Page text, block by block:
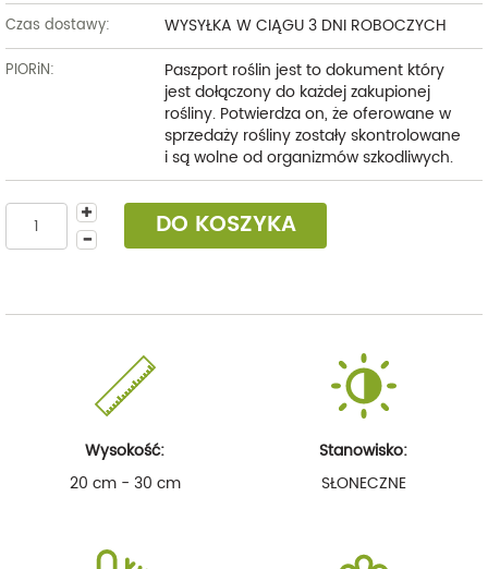
Czas dostawy: WYSYŁKA W CIĄGU 3 DNI ROBOCZYCH
PIORiN:
Paszport roślin jest to dokument który
jest dołączony do każdej zakupionej
rośliny. Potwierdza on, że oferowane w
sprzedaży rośliny zostały skontrolowane
i są wolne od organizmów szkodliwych.
DO KOSZYKA
Wysokość:
20 cm - 30 cm
Stanowisko:
SŁONECZNE